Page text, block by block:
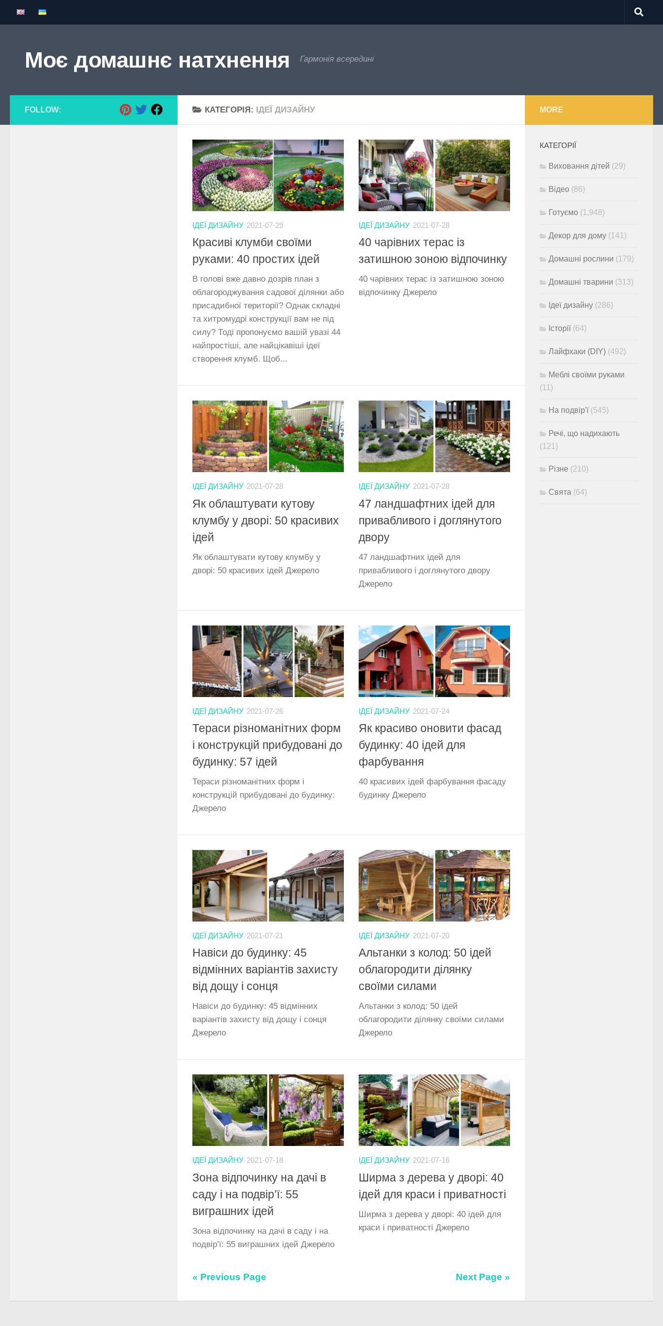
Skip to content
Моє домашнє натхнення Гармонія всередині
КАТЕГОРІЯ: ІДЕЇ ДИЗАЙНУ
ІДЕЇ ДИЗАЙНУ 2021-07-29
Красиві клумби своїми
руками: 40 простих ідей
В голові вже давно дозрів план з
облагороджування садової ділянки або
присадибної території? Однак складні
та хитромудрі конструкції вам не під
силу? Тоді пропонуємо вашій увазі 44
найпростіші, але найцікавіші ідеї
створення клумб. Щоб...
ІДЕЇ ДИЗАЙНУ 2021-07-28
40 чарівних терас із
затишною зоною відпочинку
40 чарівних терас із затишною зоною
відпочинку Джерело
ІДЕЇ ДИЗАЙНУ 2021-07-28
Як облаштувати кутову
клумбу у дворі: 50 красивих
ідей
Як облаштувати кутову клумбу у
дворі: 50 красивих ідей Джерело
ІДЕЇ ДИЗАЙНУ 2021-07-28
47 ландшафтних ідей для
привабливого і доглянутого
двору
47 ландшафтних ідей для
привабливого і доглянутого двору
Джерело
ІДЕЇ ДИЗАЙНУ 2021-07-26
Тераси різноманітних форм
і конструкцій прибудовані до
будинку: 57 ідей
Тераси різноманітних форм і
конструкцій прибудовані до будинку:
Джерело
ІДЕЇ ДИЗАЙНУ 2021-07-24
Як красиво оновити фасад
будинку: 40 ідей для
фарбування
40 красивих ідей фарбування фасаду
будинку Джерело
ІДЕЇ ДИЗАЙНУ 2021-07-21
Навіси до будинку: 45
відмінних варіантів захисту
від дощу і сонця
Навіси до будинку: 45 відмінних
варіантів захисту від дощу і сонця
Джерело
ІДЕЇ ДИЗАЙНУ 2021-07-20
Альтанки з колод: 50 ідей
облагородити ділянку
своїми силами
Альтанки з колод: 50 ідей
облагородити ділянку своїми силами
Джерело
ІДЕЇ ДИЗАЙНУ 2021-07-18
Зона відпочинку на дачі в
саду і на подвір’ї: 55
виграшних ідей
Зона відпочинку на дачі в саду і на
подвір’ї: 55 виграшних ідей Джерело
ІДЕЇ ДИЗАЙНУ 2021-07-16
Ширма з дерева у дворі: 40
ідей для краси і приватності
Ширма з дерева у дворі: 40 ідей для
краси і приватності Джерело
« Previous Page Next Page »
FOLLOW: MORE
КАТЕГОРІЇ
Виховання дітей (29)
Відео (86)
Готуємо (1,948)
Декор для дому (141)
Домашні рослини (179)
Домашні тварини (313)
Ідеї дизайну (286)
Історії(64)
Лайфхаки (DIY) (492)
Меблі своїми руками
(11)
На подвір'ї(545)
Речі, що надихають
(121)
Різне (210)
Свята (64)